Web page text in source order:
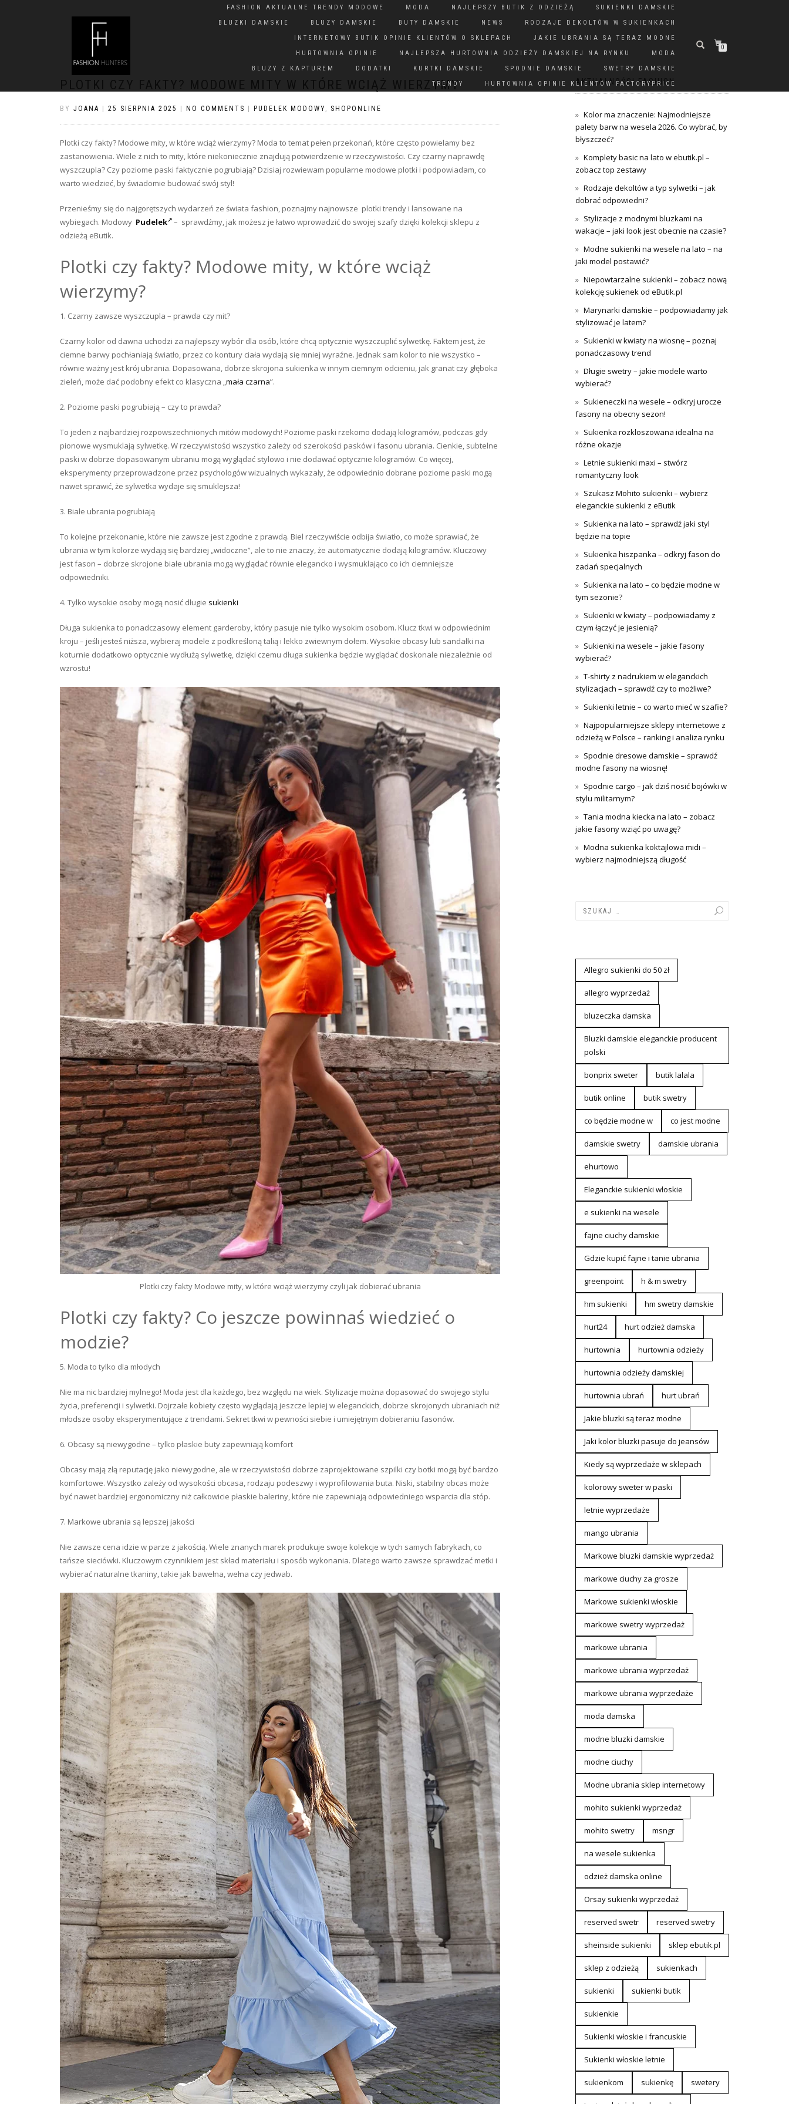
FASHION AKTUALNE TRENDY MODOWE MODA NAJLEPSZY BUTIK Z ODZIEŻĄ
SUKIENKI DAMSKIE
BLUZKI DAMSKIE
BLUZY DAMSKIE BUTY DAMSKIE NEWS
RODZAJE DEKOLTÓW W SUKIENKACH
INTERNETOWY BUTIK OPINIE KLIENTÓW O SKLEPACH
JAKIE UBRANIA SĄ TERAZ MODNE
HURTOWNIA OPINIE
NAJLEPSZA HURTOWNIA ODZIEŻY DAMSKIEJ NA RYNKU
MODA
BLUZY Z KAPTUREM
DODATKI KURTKI DAMSKIE SPODNIE DAMSKIE
SWETRY DAMSKIE
TRENDY
HURTOWNIA OPINIE KLIENTÓW FACTORYPRICE
0
PLOTKI CZY FAKTY? MODOWE MITY W KTÓRE WCIĄŻ WIERZYMY
BY JOANA 25 SIERPNIA 2025 NO COMMENTS PUDELEK MODOWY, SHOPONLINE
Plotki czy fakty? Modowe mity, w które wciąż wierzymy? Moda to temat pełen przekonań, które często powielamy bez
zastanowienia. Wiele z nich to mity, które niekoniecznie znajdują potwierdzenie w rzeczywistości. Czy czarny naprawdę
wyszczupla? Czy poziome paski faktycznie pogrubiają? Dzisiaj rozwiewam popularne modowe plotki i podpowiadam, co
warto wiedzieć, by świadomie budować swój styl!
Przenieśmy się do najgorętszych wydarzeń ze świata fashion, poznajmy najnowsze plotki trendy i lansowane na
wybiegach. Modowy Pudelek
– sprawdźmy, jak możesz je łatwo wprowadzić do swojej szafy dzięki kolekcji sklepu z
odzieżą eButik.
Plotki czy fakty? Modowe mity, w które wciąż
wierzymy?
1. Czarny zawsze wyszczupla – prawda czy mit?
Czarny kolor od dawna uchodzi za najlepszy wybór dla osób, które chcą optycznie wyszczuplić sylwetkę. Faktem jest, że
ciemne barwy pochłaniają światło, przez co kontury ciała wydają się mniej wyraźne. Jednak sam kolor to nie wszystko –
równie ważny jest krój ubrania. Dopasowana, dobrze skrojona sukienka w innym ciemnym odcieniu, jak granat czy głęboka
zieleń, może dać podobny efekt co klasyczna „mała czarna”.
2. Poziome paski pogrubiają – czy to prawda?
To jeden z najbardziej rozpowszechnionych mitów modowych! Poziome paski rzekomo dodają kilogramów, podczas gdy
pionowe wysmuklają sylwetkę. W rzeczywistości wszystko zależy od szerokości pasków i fasonu ubrania. Cienkie, subtelne
paski w dobrze dopasowanym ubraniu mogą wyglądać stylowo i nie dodawać optycznie kilogramów. Co więcej,
eksperymenty przeprowadzone przez psychologów wizualnych wykazały, że odpowiednio dobrane poziome paski mogą
nawet sprawić, że sylwetka wydaje się smuklejsza!
3. Białe ubrania pogrubiają
To kolejne przekonanie, które nie zawsze jest zgodne z prawdą. Biel rzeczywiście odbija światło, co może sprawiać, że
ubrania w tym kolorze wydają się bardziej „widoczne”, ale to nie znaczy, że automatycznie dodają kilogramów. Kluczowy
jest fason – dobrze skrojone białe ubrania mogą wyglądać równie elegancko i wysmuklająco co ich ciemniejsze
odpowiedniki.
4. Tylko wysokie osoby mogą nosić długie sukienki
Długa sukienka to ponadczasowy element garderoby, który pasuje nie tylko wysokim osobom. Klucz tkwi w odpowiednim
kroju – jeśli jesteś niższa, wybieraj modele z podkreśloną talią i lekko zwiewnym dołem. Wysokie obcasy lub sandałki na
koturnie dodatkowo optycznie wydłużą sylwetkę, dzięki czemu długa sukienka będzie wyglądać doskonale niezależnie od
wzrostu!
Plotki czy fakty Modowe mity, w które wciąż wierzymy czyli jak dobierać ubrania
Plotki czy fakty? Co jeszcze powinnaś wiedzieć o
modzie?
5. Moda to tylko dla młodych
Nie ma nic bardziej mylnego! Moda jest dla każdego, bez względu na wiek. Stylizacje można dopasować do swojego stylu
życia, preferencji i sylwetki. Dojrzałe kobiety często wyglądają jeszcze lepiej w eleganckich, dobrze skrojonych ubraniach niż
młodsze osoby eksperymentujące z trendami. Sekret tkwi w pewności siebie i umiejętnym dobieraniu fasonów.
6. Obcasy są niewygodne – tylko płaskie buty zapewniają komfort
Obcasy mają złą reputację jako niewygodne, ale w rzeczywistości dobrze zaprojektowane szpilki czy botki mogą być bardzo
komfortowe. Wszystko zależy od wysokości obcasa, rodzaju podeszwy i wyprofilowania buta. Niski, stabilny obcas może
być nawet bardziej ergonomiczny niż całkowicie płaskie baleriny, które nie zapewniają odpowiedniego wsparcia dla stóp.
7. Markowe ubrania są lepszej jakości
Nie zawsze cena idzie w parze z jakością. Wiele znanych marek produkuje swoje kolekcje w tych samych fabrykach, co
tańsze sieciówki. Kluczowym czynnikiem jest skład materiału i sposób wykonania. Dlatego warto zawsze sprawdzać metki i
wybierać naturalne tkaniny, takie jak bawełna, wełna czy jedwab.
AKTUALNOŚCI FASHION
Kolor ma znaczenie: Najmodniejsze
palety barw na wesela 2026. Co wybrać, by
błyszczeć?
Komplety basic na lato w ebutik.pl –
zobacz top zestawy
Rodzaje dekoltów a typ sylwetki – jak
dobrać odpowiedni?
Stylizacje z modnymi bluzkami na
wakacje – jaki look jest obecnie na czasie?
Modne sukienki na wesele na lato – na
jaki model postawić?
Niepowtarzalne sukienki – zobacz nową
kolekcję sukienek od eButik.pl
Marynarki damskie – podpowiadamy jak
stylizować je latem?
Sukienki w kwiaty na wiosnę – poznaj
ponadczasowy trend
Długie swetry – jakie modele warto
wybierać?
Sukieneczki na wesele – odkryj urocze
fasony na obecny sezon!
Sukienka rozkloszowana idealna na
różne okazje
Letnie sukienki maxi – stwórz
romantyczny look
Szukasz Mohito sukienki – wybierz
eleganckie sukienki z eButik
Sukienka na lato – sprawdź jaki styl
będzie na topie
Sukienka hiszpanka – odkryj fason do
zadań specjalnych
Sukienka na lato – co będzie modne w
tym sezonie?
Sukienki w kwiaty – podpowiadamy z
czym łączyć je jesienią?
Sukienki na wesele – jakie fasony
wybierać?
T-shirty z nadrukiem w eleganckich
stylizacjach – sprawdź czy to możliwe?
Sukienki letnie – co warto mieć w szafie?
Najpopularniejsze sklepy internetowe z
odzieżą w Polsce – ranking i analiza rynku
Spodnie dresowe damskie – sprawdź
modne fasony na wiosnę!
Spodnie cargo – jak dziś nosić bojówki w
stylu militarnym?
Tania modna kiecka na lato – zobacz
jakie fasony wziąć po uwagę?
Modna sukienka koktajlowa midi –
wybierz najmodniejszą długość
Allegro sukienki do 50 zł
allegro wyprzedaż
bluzeczka damska
Bluzki damskie eleganckie producent
polski
bonprix sweter butik lalala
butik online butik swetry
co będzie modne w co jest modne
damskie swetry damskie ubrania
ehurtowo
Eleganckie sukienki włoskie
e sukienki na wesele
fajne ciuchy damskie
Gdzie kupić fajne i tanie ubrania
greenpoint h & m swetry
hm sukienki hm swetry damskie
hurt24 hurt odzież damska
hurtownia hurtownia odzieży
hurtownia odzieży damskiej
hurtownia ubrań hurt ubrań
Jakie bluzki są teraz modne
Jaki kolor bluzki pasuje do jeansów
Kiedy są wyprzedaże w sklepach
kolorowy sweter w paski
letnie wyprzedaże
mango ubrania
Markowe bluzki damskie wyprzedaż
markowe ciuchy za grosze
Markowe sukienki włoskie
markowe swetry wyprzedaż
markowe ubrania
markowe ubrania wyprzedaż
markowe ubrania wyprzedaże
moda damska
modne bluzki damskie
modne ciuchy
Modne ubrania sklep internetowy
mohito sukienki wyprzedaż
mohito swetry msngr
na wesele sukienka
odzież damska online
Orsay sukienki wyprzedaż
reserved swetr reserved swetry
sheinside sukienki sklep ebutik.pl
sklep z odzieżą sukienkach
sukienki sukienki butik
sukienkie
Sukienki włoskie i francuskie
Sukienki włoskie letnie
sukienkom sukienkę swetery